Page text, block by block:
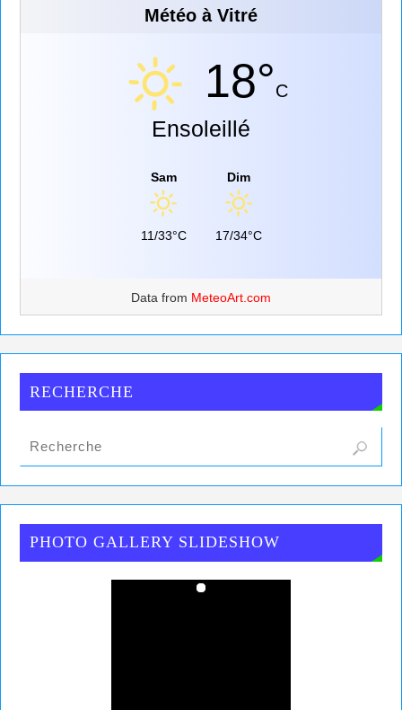
Météo à Vitré
18°C
Ensoleillé
Sam
11/33°C
Dim
17/34°C
Data from MeteoArt.com
RECHERCHE
PHOTO GALLERY SLIDESHOW